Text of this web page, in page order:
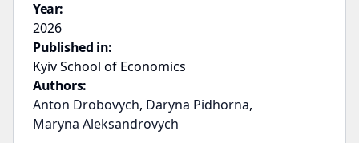
Year:
2026
Published in:
Kyiv School of Economics
Authors:
Anton Drobovych, Daryna Pidhorna,
Maryna Aleksandrovych